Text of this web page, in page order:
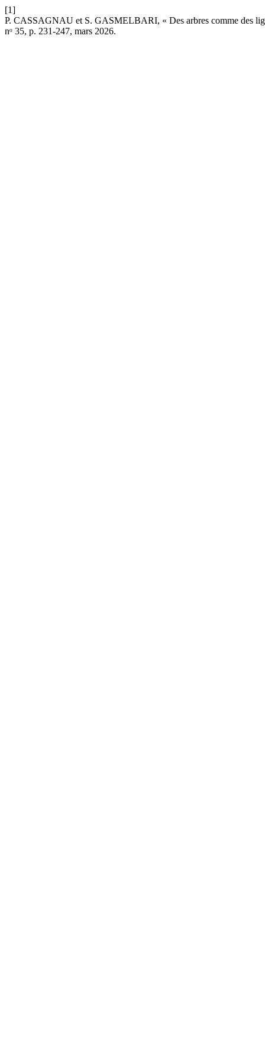
[1]
P. CASSAGNAU et S. GASMELBARI, « Des arbres comme des
nᵒ 35, p. 231-247, mars 2026.